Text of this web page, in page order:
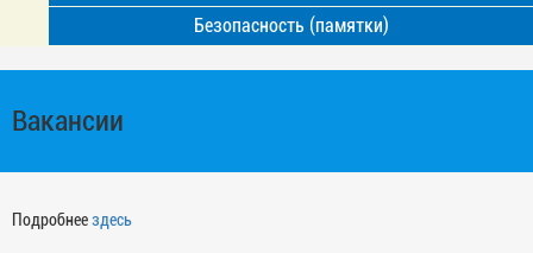
Безопасность (памятки)
Вакансии
Подробнеездесь